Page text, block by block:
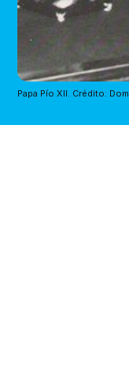
Papa Pío XII. Crédito: